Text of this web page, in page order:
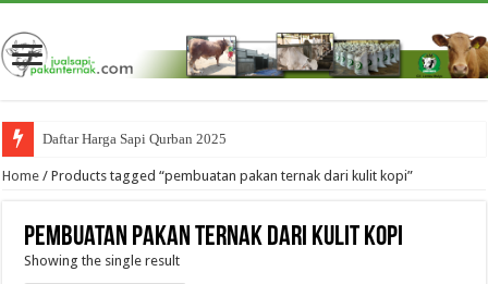
Daftar Harga Sapi Qurban 2025
Home / Products tagged “pembuatan pakan ternak dari kulit kopi”
pembuatan pakan ternak dari kulit kopi
Showing the single result